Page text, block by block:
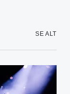
SE ALT